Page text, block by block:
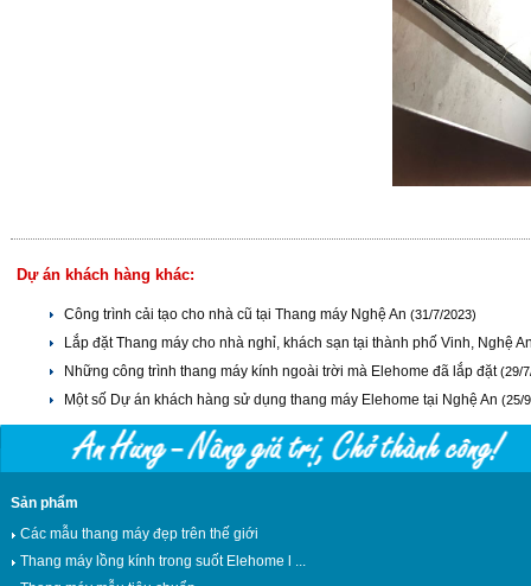
Dự án khách hàng khác:
Công trình cải tạo cho nhà cũ tại Thang máy Nghệ An (31/7/2023)
Lắp đặt Thang máy cho nhà nghỉ, khách sạn tại thành phố Vinh, Nghệ
Những công trình thang máy kính ngoài trời mà Elehome đã lắp đặt(29/
Một số Dự án khách hàng sử dụng thang máy Elehome tại Nghệ An (25/
Sản phẩm
Các mẫu thang máy đẹp trên thế giới
Thang máy lồng kính trong suốt Elehome l ...